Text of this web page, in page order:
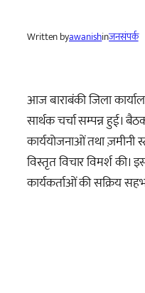
Written byawanishinजनसंपर्क
आज बाराबंकी जिला
सार्थक चर्चा सम्पन्न हुई।
कार्ययोजनाओं तथा
विस्तृत विचार विमर्श की।
कार्यकर्ताओं की सक्रिय